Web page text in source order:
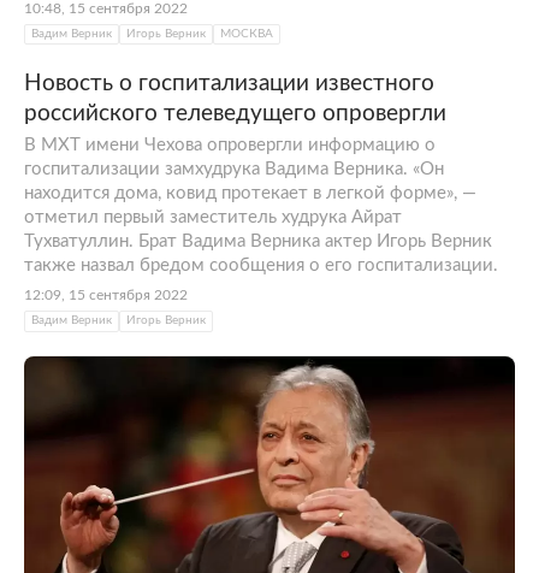
10:48, 15 сентября 2022
Вадим Верник Игорь Верник МОСКВА
Новость о госпитализации известного
российского телеведущего опровергли
В МХТ имени Чехова опровергли информацию о
госпитализации замхудрука Вадима Верника. «Он
находится дома, ковид протекает в легкой форме», —
отметил первый заместитель худрука Айрат
Тухватуллин. Брат Вадима Верника актер Игорь Верник
также назвал бредом сообщения о его госпитализации.
12:09, 15 сентября 2022
Вадим Верник Игорь Верник